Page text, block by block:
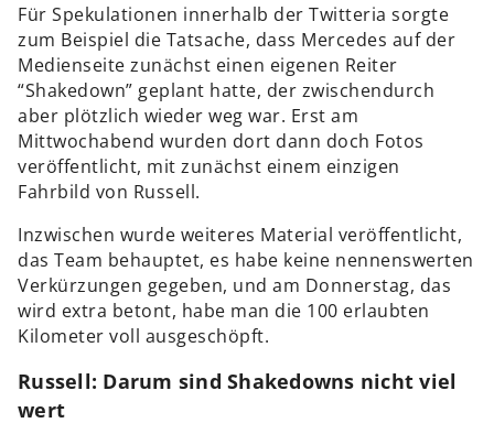
Für Spekulationen innerhalb der Twitteria sorgte
zum Beispiel die Tatsache, dass Mercedes auf der
Medienseite zunächst einen eigenen Reiter
“Shakedown” geplant hatte, der zwischendurch
aber plötzlich wieder weg war. Erst am
Mittwochabend wurden dort dann doch Fotos
veröffentlicht, mit zunächst einem einzigen
Fahrbild von Russell.
Inzwischen wurde weiteres Material veröffentlicht,
das Team behauptet, es habe keine nennenswerten
Verkürzungen gegeben, und am Donnerstag, das
wird extra betont, habe man die 100 erlaubten
Kilometer voll ausgeschöpft.
Russell: Darum sind Shakedowns nicht viel
wert